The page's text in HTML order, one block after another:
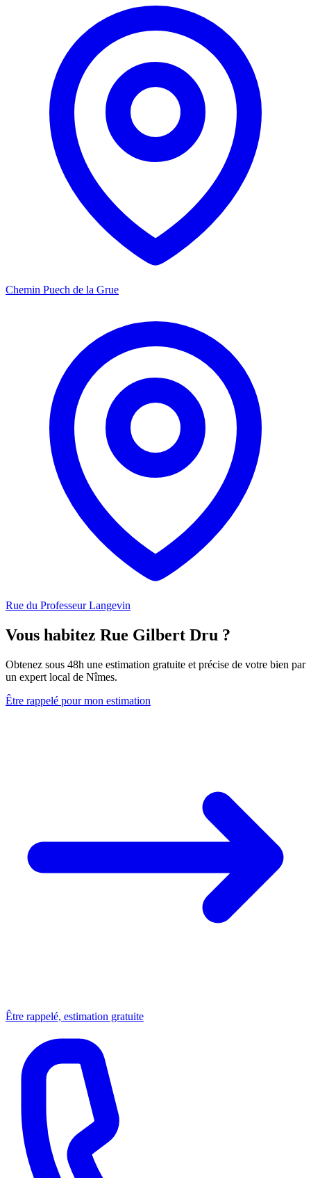
Chemin Puech de la Grue
Rue du Professeur Langevin
Vous habitez Rue Gilbert Dru ?
Obtenez sous 48h une estimation gratuite et précise de votre bien par
un expert local de Nîmes.
Être rappelé pour mon estimation
Être rappelé, estimation gratuite